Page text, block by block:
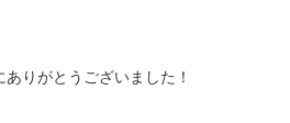
りがとうございました！